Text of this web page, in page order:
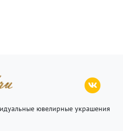
ювелирные украшения